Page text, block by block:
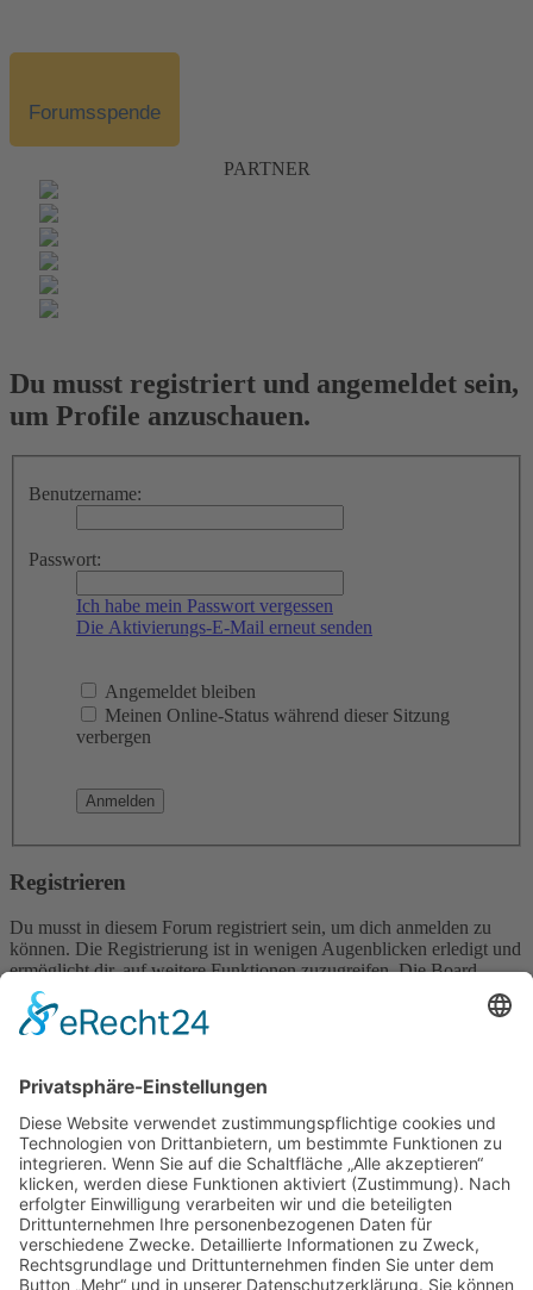
Forumsspende
PARTNER
Du musst registriert und angemeldet sein,
um Profile anzuschauen.
Benutzername:
Passwort:
Ich habe mein Passwort vergessen
Die Aktivierungs-E-Mail erneut senden
Angemeldet bleiben
Meinen Online-Status während dieser Sitzung
verbergen
Registrieren
Du musst in diesem Forum registriert sein, um dich anmelden zu
können. Die Registrierung ist in wenigen Augenblicken erledigt und
ermöglicht dir, auf weitere Funktionen zuzugreifen. Die Board-
Administration kann registrierten Benutzern auch zusätzliche
Berechtigungen zuweisen. Beachte bitte unsere
Nutzungsbedingungen und die verwandten Regelungen, bevor du
wenn du dich in diesem Board bewegst.
Nutzungsbedingungen|Datenschutzerklärung
Registrieren
Foren-Übersicht
Alle Zeiten sindUTC+02:00
Alle Cookies löschen